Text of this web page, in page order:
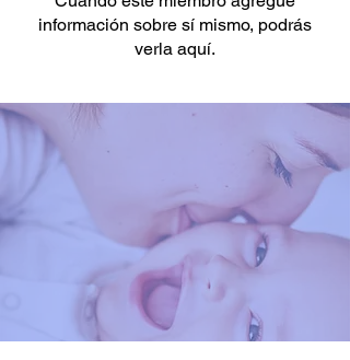
información sobre sí mismo, podrás
verla aquí.